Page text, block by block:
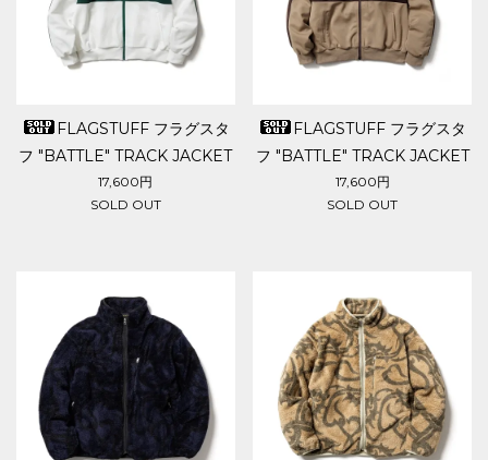
FLAGSTUFF フラグスタ
フ "BATTLE" TRACK JACKET
17,600円
SOLD OUT
FLAGSTUFF フラグスタ
フ "BATTLE" TRACK JACKET
17,600円
SOLD OUT